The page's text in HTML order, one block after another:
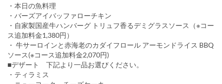
・本日の魚料理
・バーズアイバッファローチキン
・自家製国産牛ハンバーグ トリュフ香るデミグラスソース（※コー
ス追加料金1,380円）
・ 牛サーロインと赤海老のカダイフロール アーモンドライス BBQ
ソース(※コース追加料金2,070円)
■デザート 下記より一品お選びください。
・ティラミス